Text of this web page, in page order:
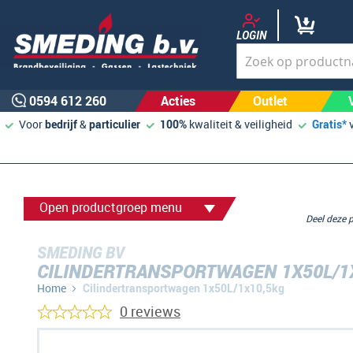
LOGIN
0594 612 260 Acties Outlet
Voorbedrijf&particulier 100% kwaliteit & veiligheid Gratis*
Open productgroep menu
SMEDING BV
CILINDERTRANSPORTWAGEN 1X50L/
Home Cilindertransportwagen 1x50L/1x10,5kg
Deel
0 reviews
Ga